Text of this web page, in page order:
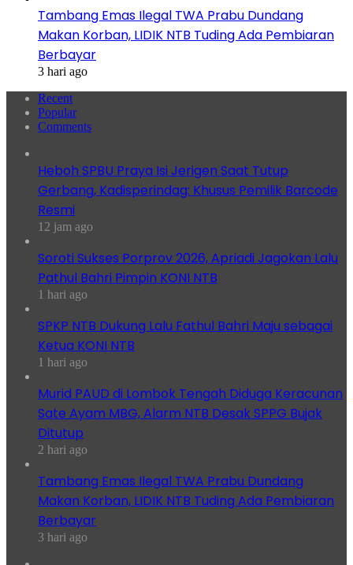
Tambang Emas Ilegal TWA Prabu Dundang
Makan Korban, LIDIK NTB Tuding Ada Pembiaran
Berbayar
3 hari ago
Recent
Popular
Comments
Heboh SPBU Praya Isi Jerigen Saat Tutup
Gerbang, Kadisperindag: Khusus Pemilik Barcode
Resmi
12 jam ago
Soroti Sukses Porprov 2026, Apriadi Jagokan Lalu
Pathul Bahri Pimpin KONI NTB
1 hari ago
SPKP NTB Dukung Lalu Fathul Bahri Maju sebagai
Ketua KONI NTB
1 hari ago
Murid PAUD di Lombok Tengah Diduga Keracunan
Sate Ayam MBG, Alarm NTB Desak SPPG Bujak
Ditutup
2 hari ago
Tambang Emas Ilegal TWA Prabu Dundang
Makan Korban, LIDIK NTB Tuding Ada Pembiaran
Berbayar
3 hari ago